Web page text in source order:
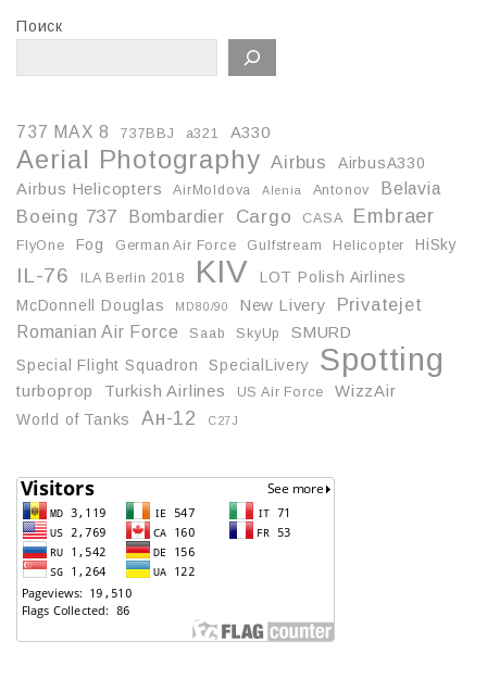
Поиск
737 MAX 8 737BBJ a321 A330
Aerial Photography Airbus
AirbusA330
Airbus Helicopters
AirMoldova Alenia Antonov Belavia
Boeing 737 Bombardier Cargo CASA Embraer
FlyOne Fog German Air Force Gulfstream Helicopter HiSky
IL-76 ILA Berlin 2018 KIV
LOT Polish Airlines
McDonnell Douglas
MD80/90 New Livery Privatejet
Romanian Air Force Saab SkyUp
SMURD
Special Flight Squadron
SpecialLivery Spotting
turboprop Turkish Airlines US Air Force
WizzAir
World of Tanks
Ан-12 С27J